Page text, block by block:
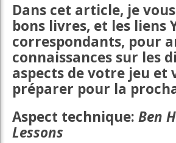
Dans cet article, je
bons livres, et les liens
correspondants, pour
connaissances sur les
aspects de votre jeu et
préparer pour la
Aspect technique: Ben
Lessons